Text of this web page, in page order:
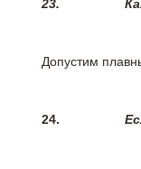
23.
Допустим
24.